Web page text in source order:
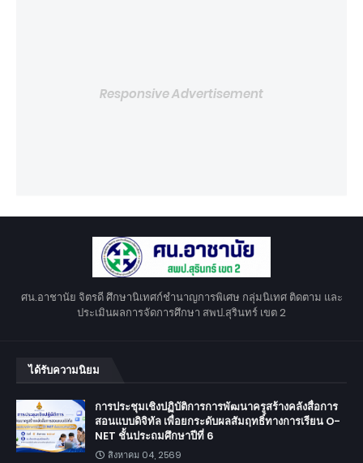
Responsive Advertisement
ศน.อาชานัย จิตรดี ศึกษานิเทศก์ชำนาญการพิเศษ กลุ่มนิเทศ ติดตาม และ
ประเมินผลการจัดการศึกษา สพป.สุรินทร์ เขต 2
ได้รับความนิยม
การประชุมเชิงปฏิบัติการการพัฒนาครูสร้างคลังสื่อการ
สอนแบบดิจิทัล เพื่อยกระดับผลสัมฤทธิ์ทางการเรียน O-
NET ชั้นประถมศึกษาปีที่ 6
สิงหาคม 04, 2569